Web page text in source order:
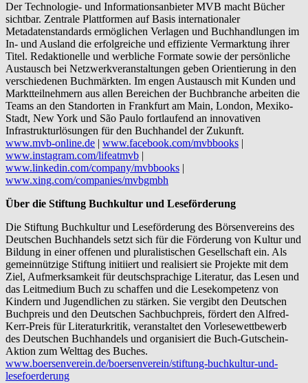
Der Technologie- und Informationsanbieter MVB macht Bücher
sichtbar. Zentrale Plattformen auf Basis internationaler
Metadatenstandards ermöglichen Verlagen und Buchhandlungen im
In- und Ausland die erfolgreiche und effiziente Vermarktung ihrer
Titel. Redaktionelle und werbliche Formate sowie der persönliche
Austausch bei Netzwerkveranstaltungen geben Orientierung in den
verschiedenen Buchmärkten. Im engen Austausch mit Kunden und
Marktteilnehmern aus allen Bereichen der Buchbranche arbeiten die
Teams an den Standorten in Frankfurt am Main, London, Mexiko-
Stadt, New York und São Paulo fortlaufend an innovativen
Infrastrukturlösungen für den Buchhandel der Zukunft.
www.mvb-online.de | www.facebook.com/mvbbooks |
www.instagram.com/lifeatmvb |
www.linkedin.com/company/mvbbooks |
www.xing.com/companies/mvbgmbh
Über die Stiftung Buchkultur und Leseförderung
Die Stiftung Buchkultur und Leseförderung des Börsenvereins des
Deutschen Buchhandels setzt sich für die Förderung von Kultur und
Bildung in einer offenen und pluralistischen Gesellschaft ein. Als
gemeinnützige Stiftung initiiert und realisiert sie Projekte mit dem
Ziel, Aufmerksamkeit für deutschsprachige Literatur, das Lesen und
das Leitmedium Buch zu schaffen und die Lesekompetenz von
Kindern und Jugendlichen zu stärken. Sie vergibt den Deutschen
Buchpreis und den Deutschen Sachbuchpreis, fördert den Alfred-
Kerr-Preis für Literaturkritik, veranstaltet den Vorlesewettbewerb
des Deutschen Buchhandels und organisiert die Buch-Gutschein-
Aktion zum Welttag des Buches.
www.boersenverein.de/boersenverein/stiftung-buchkultur-und-
lesefoerderung